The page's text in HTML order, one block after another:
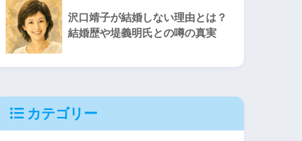
沢口靖子が結婚しない理由とは？
結婚歴や堤義明氏との噂の真実
カテゴリー